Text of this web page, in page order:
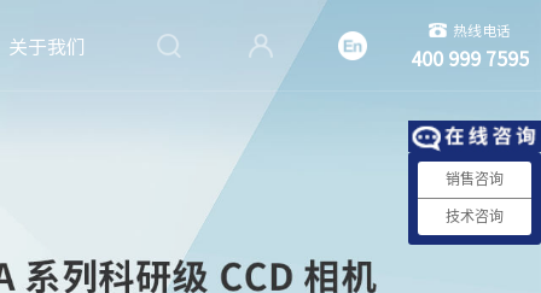
关于我们
热线电话
400 999 7595
销售咨询
技术咨询